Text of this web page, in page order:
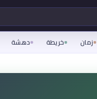
زمان خريطة دهشة